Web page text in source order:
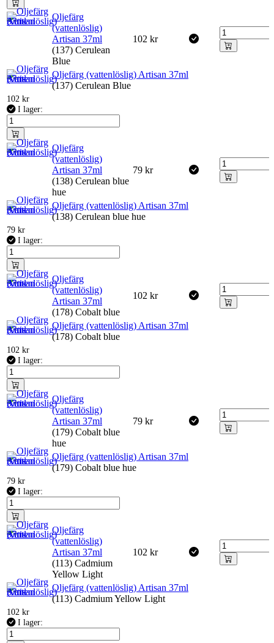
Oljefärg
(vattenlöslig)
Artisan 37ml
(137) Cerulean
Blue
102 kr
Oljefärg (vattenlöslig) Artisan 37ml
(137) Cerulean Blue
102 kr
I lager:
Oljefärg
(vattenlöslig)
Artisan 37ml
(138) Cerulean blue
hue
79 kr
Oljefärg (vattenlöslig) Artisan 37ml
(138) Cerulean blue hue
79 kr
I lager:
Oljefärg
(vattenlöslig)
Artisan 37ml
(178) Cobalt blue
102 kr
Oljefärg (vattenlöslig) Artisan 37ml
(178) Cobalt blue
102 kr
I lager:
Oljefärg
(vattenlöslig)
Artisan 37ml
(179) Cobalt blue
hue
79 kr
Oljefärg (vattenlöslig) Artisan 37ml
(179) Cobalt blue hue
79 kr
I lager:
Oljefärg
(vattenlöslig)
Artisan 37ml
(113) Cadmium
Yellow Light
102 kr
Oljefärg (vattenlöslig) Artisan 37ml
(113) Cadmium Yellow Light
102 kr
I lager: